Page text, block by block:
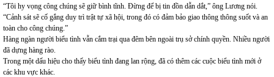
“Tôi hy vọng công chúng sẽ giữ bình tĩnh. Đừng để bị tin đồn dẫn dắt,” ông Lương nói.
“Cảnh sát sẽ cố gắng duy trì trật tự xã hội, trong đó có đảm bảo giao thông thông suốt và an
toàn cho công chúng.”
Hàng ngàn người biểu tình vẫn cắm trại qua đêm bên ngoài trụ sở chính quyền. Nhiều người
đã dựng hàng rào.
Trong một dấu hiệu cho thấy biểu tình đang lan rộng, đã có thêm các cuộc biểu tình mới ở
các khu vực khác.